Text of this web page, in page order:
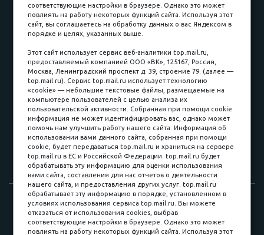
Наличные
пл. Соляная, 6, стр. 16
8 (3822) 60-70-30
8 (3822) 50-39-09
8 (3822) 22-77-68
8 (3822) 50-48-50
8 (3822) 65-42-10
© 2015-2026. Компания «Мебельный куб».
ИП Саворенко Валерий Александрович. Россия, г. Томск, пл.
Соляная, 6 стр. 16, Цокольный этаж
соответствующие настройки в браузере. Однако это может
повлиять на работу некоторых функций сайта. Используя этот
сайт, вы соглашаетесь на обработку данных о вас Яндексом в
порядке и целях, указанных выше.
Этот сайт использует сервис веб-аналитики top.mail.ru,
предоставляемый компанией ООО «ВК», 125167, Россия,
Москва, Ленинградский проспект д. 39, строение 79. (далее —
top.mail.ru). Сервис top.mail.ru использует технологию
«cookie» — небольшие текстовые файлы, размещаемые на
компьютере пользователей с целью анализа их
пользовательской активности. Собранная при помощи cookie
информация не может идентифицировать вас, однако может
помочь нам улучшить работу нашего сайта. Информация об
использовании вами данного сайта, собранная при помощи
cookie, будет передаваться top.mail.ru и храниться на сервере
top.mail.ru в ЕС и Российской Федерации. top.mail.ru будет
обрабатывать эту информацию для оценки использования
вами сайта, составления для нас отчетов о деятельности
нашего сайта, и предоставления других услуг. top.mail.ru
обрабатывает эту информацию в порядке, установленном в
условиях использования сервиса top.mail.ru. Вы можете
отказаться от использования cookies, выбрав
соответствующие настройки в браузере. Однако это может
повлиять на работу некоторых функций сайта. Используя этот